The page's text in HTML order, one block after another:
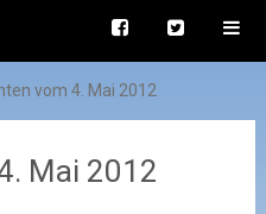
vom 4. Mai 2012
Mai 2012